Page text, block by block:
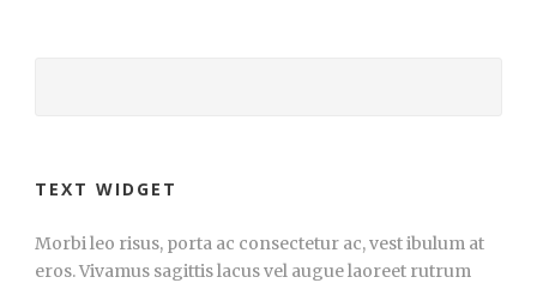
TEXT WIDGET
Morbi leo risus, porta ac consectetur ac, vest ibulum at
eros. Vivamus sagittis lacus vel augue laoreet rutrum